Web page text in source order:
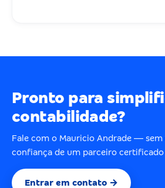
Pronto para
contabilidade?
Fale com o Mauricio Andrade —
confiança de um parceiro certificado
Entrar em contato →